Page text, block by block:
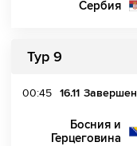
Сербия
Тур 9
00:45 16.11 Завершен
Босния и
Герцеговина